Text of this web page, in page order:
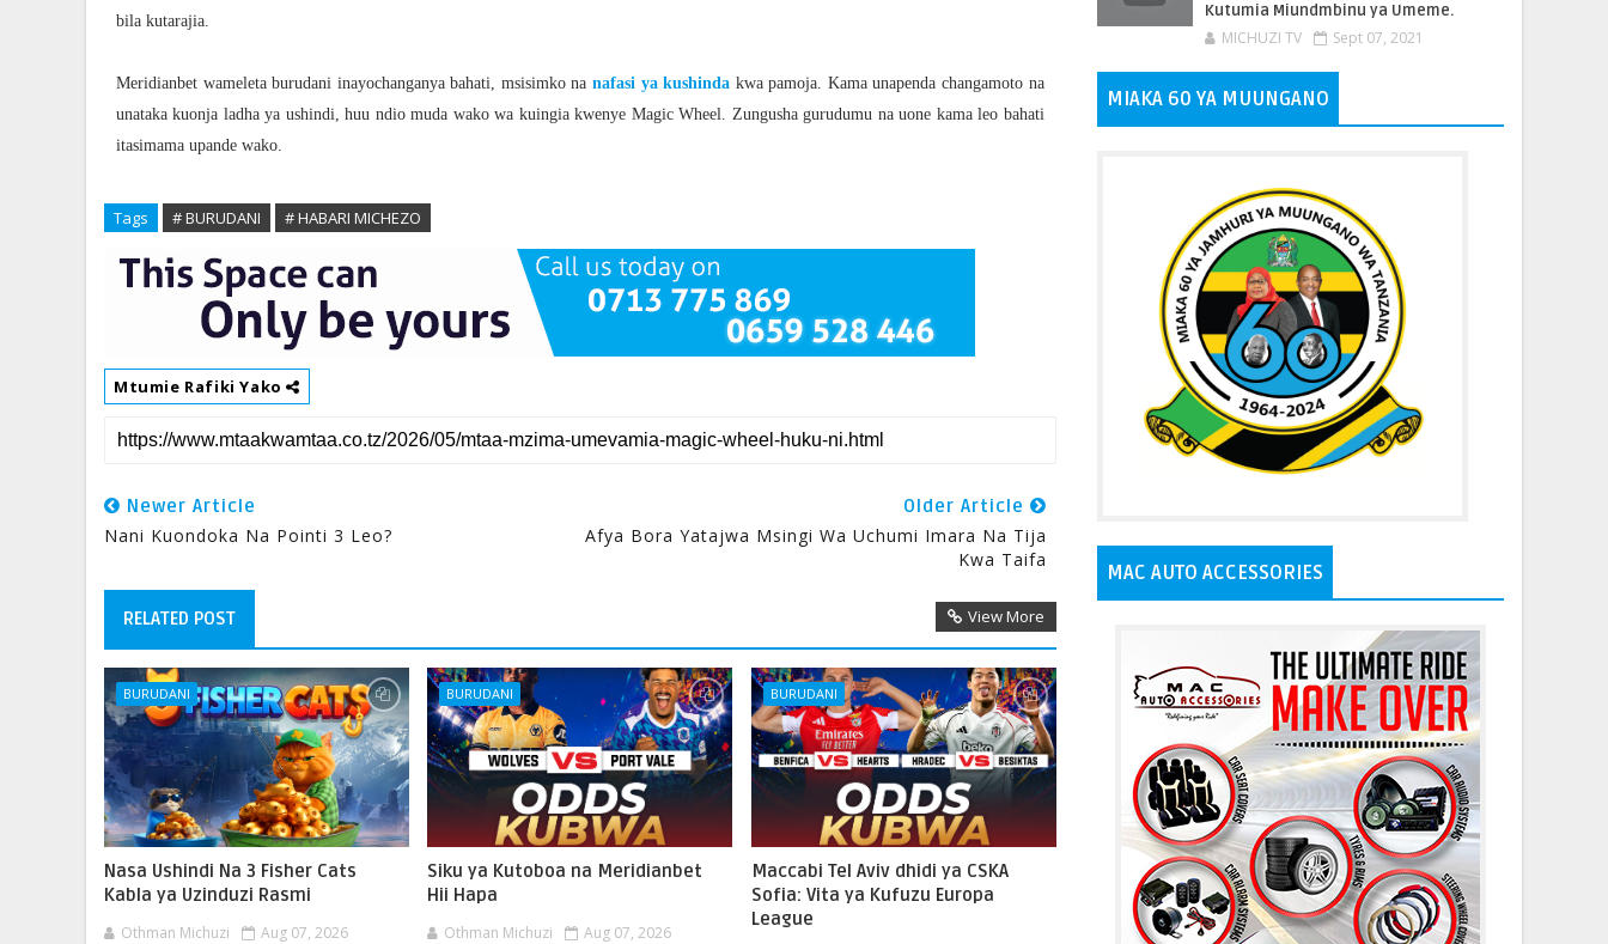
bila kutarajia.
Meridianbet wameleta burudani inayochanganya bahati, msisimko nanafasi ya kushinda kwa pamoja. Kama unapenda changamoto na
unataka kuonja ladha ya ushindi, huu ndio muda wako wa kuingia kwenye Magic Wheel. Zungusha gurudumu na uone kama leo bahati
itasimama upande wako.
Tags # BURUDANI # HABARI MICHEZO
Mtumie Rafiki Yako
Newer Article
Nani Kuondoka Na Pointi 3 Leo?
Older Article
Afya Bora Yatajwa Msingi Wa Uchumi Imara Na Tija
Kwa Taifa
RELATED POST View More
BURUDANI
Nasa Ushindi Na 3 Fisher Cats
Kabla ya Uzinduzi Rasmi
Othman Michuzi Aug 07, 2026
BURUDANI
Siku ya Kutoboa na Meridianbet
Hii Hapa
Othman Michuzi Aug 07, 2026
BURUDANI
Maccabi Tel Aviv dhidi ya CSKA
Sofia: Vita ya Kufuzu Europa
League
Kutumia Miundmbinu ya Umeme.
MICHUZI TV Sept 07, 2021
MIAKA 60 YA MUUNGANO
MAC AUTO ACCESSORIES